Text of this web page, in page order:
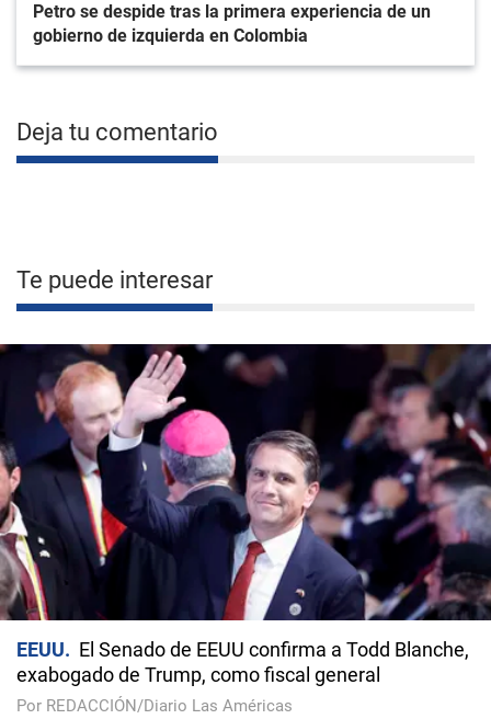
Petro se despide tras la primera experiencia de un
gobierno de izquierda en Colombia
Deja tu comentario
Te puede interesar
EEUU
El Senado de EEUU confirma a Todd Blanche,
exabogado de Trump, como fiscal general
Por REDACCIÓN/Diario Las Américas